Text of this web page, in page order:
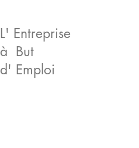
L' Entreprise
à But
d' Emploi